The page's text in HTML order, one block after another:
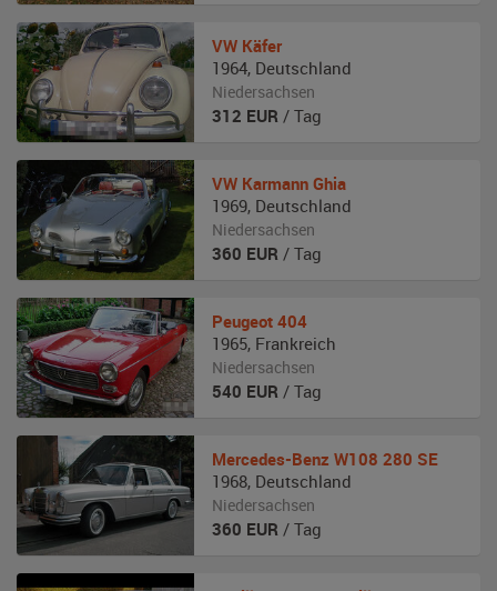
VW Käfer
1964, Deutschland
Niedersachsen
312 EUR / Tag
VW Karmann Ghia
1969, Deutschland
Niedersachsen
360 EUR / Tag
Peugeot 404
1965, Frankreich
Niedersachsen
540 EUR / Tag
Mercedes-Benz W108 280 SE
1968, Deutschland
Niedersachsen
360 EUR / Tag